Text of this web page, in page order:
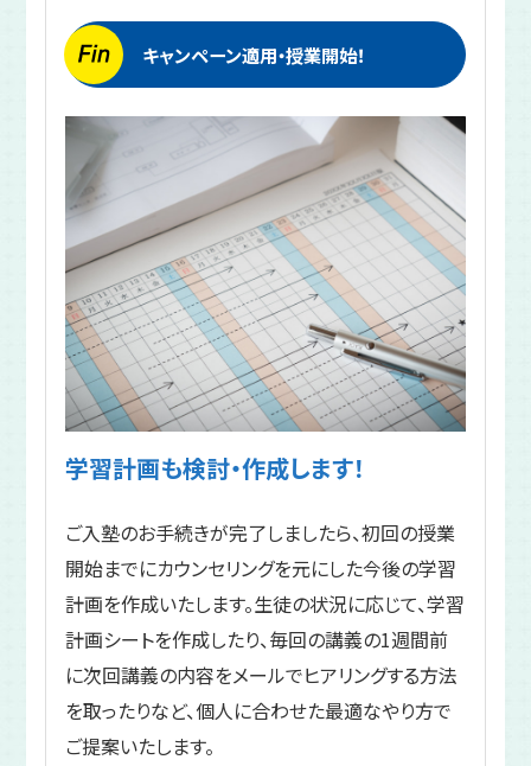
キャンペーン適用・授業開始！
学習計画も検討・作成します！
ご入塾のお手続きが完了しましたら、初回の授業
開始までにカウンセリングを元にした今後の学習
計画を作成いたします。生徒の状況に応じて、学習
計画シートを作成したり、毎回の講義の1週間前
に次回講義の内容をメールでヒアリングする方法
を取ったりなど、個人に合わせた最適なやり方で
ご提案いたします。